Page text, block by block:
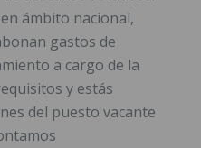
ámbito nacional,
gastos de
a cargo de la
y estás
del puesto vacante